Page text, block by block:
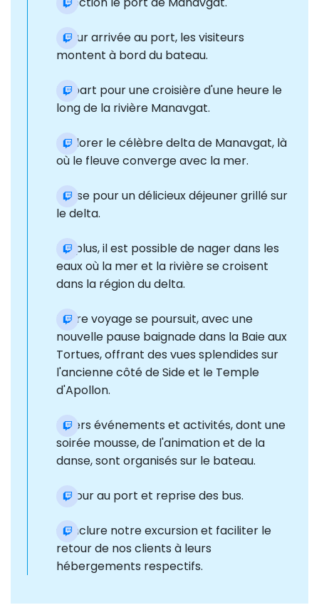
À leur arrivée au port, les visiteurs
montent à bord du bateau.
Départ pour une croisière d'une heure le
long de la rivière Manavgat.
Explorer le célèbre delta de Manavgat, là
où le fleuve converge avec la mer.
Pause pour un délicieux déjeuner grillé sur
le delta.
De plus, il est possible de nager dans les
eaux où la mer et la rivière se croisent
dans la région du delta.
Notre voyage se poursuit, avec une
nouvelle pause baignade dans la Baie aux
Tortues, offrant des vues splendides sur
l'ancienne côté de Side et le Temple
d'Apollon.
Divers événements et activités, dont une
soirée mousse, de l'animation et de la
danse, sont organisés sur le bateau.
Retour au port et reprise des bus.
Conclure notre excursion et faciliter le
retour de nos clients à leurs
hébergements respectifs.